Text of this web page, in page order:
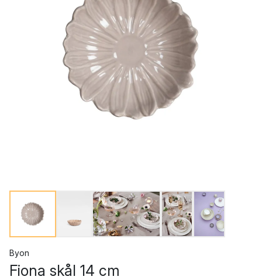
Byon
Fiona skål 14 cm